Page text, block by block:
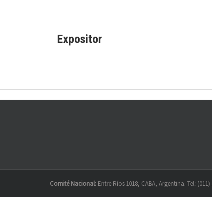
Expositor
Comité Nacional: Entre Ríos 1018, CABA, Argentina. Tel: (011)